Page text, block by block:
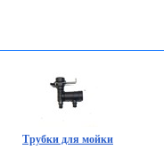
Трубки для мойки